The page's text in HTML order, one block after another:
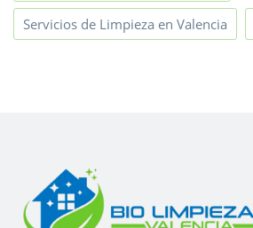
Servicios de Limpieza en Valencia